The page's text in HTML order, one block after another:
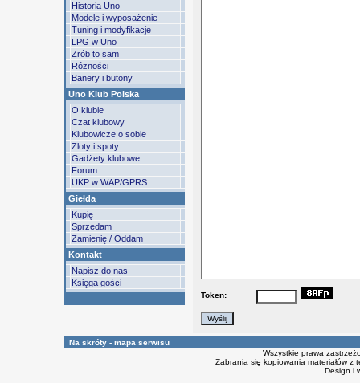
Historia Uno
Modele i wyposażenie
Tuning i modyfikacje
LPG w Uno
Zrób to sam
Różności
Banery i butony
Uno Klub Polska
O klubie
Czat klubowy
Klubowicze o sobie
Zloty i spoty
Gadżety klubowe
Forum
UKP w WAP/GPRS
Giełda
Kupię
Sprzedam
Zamienię / Oddam
Kontakt
Napisz do nas
Księga gości
Token:
Na skróty - mapa serwisu
Wszystkie prawa
Zabrania się kopiowania materiałów
Design i